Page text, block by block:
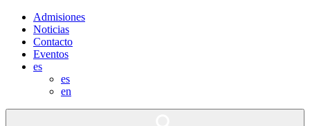
Admisiones
Noticias
Contacto
Eventos
es
es
en